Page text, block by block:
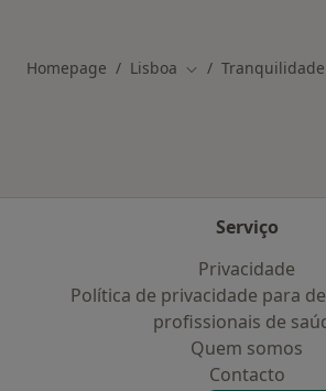
Homepage Lisboa Mudar de cidade
Tranquilidade
Serviço
Privacidade
Política de privacidade para
profissionais de
Quem somos
Contacto